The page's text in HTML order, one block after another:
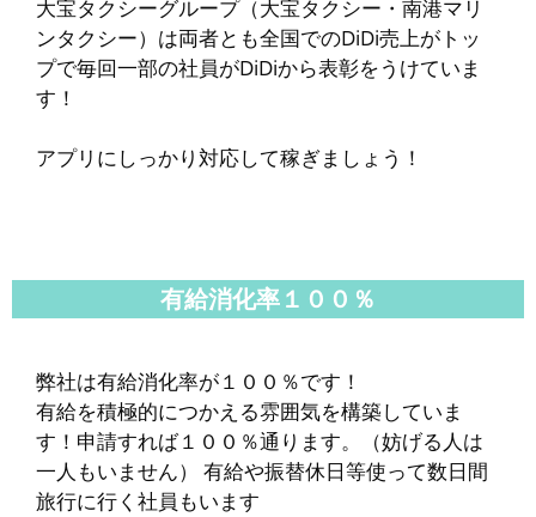
大宝タクシーグループ（大宝タクシー・南港マリ
ンタクシー）は両者とも全国でのDiDi売上がトッ
プで毎回一部の社員がDiDiから表彰をうけていま
す！
アプリにしっかり対応して稼ぎましょう！
有給消化率１００％
弊社は有給消化率が１００％です！
有給を積極的につかえる雰囲気を構築していま
す！申請すれば１００％通ります。（妨げる人は
一人もいません） 有給や振替休日等使って数日間
旅行に行く社員もいます